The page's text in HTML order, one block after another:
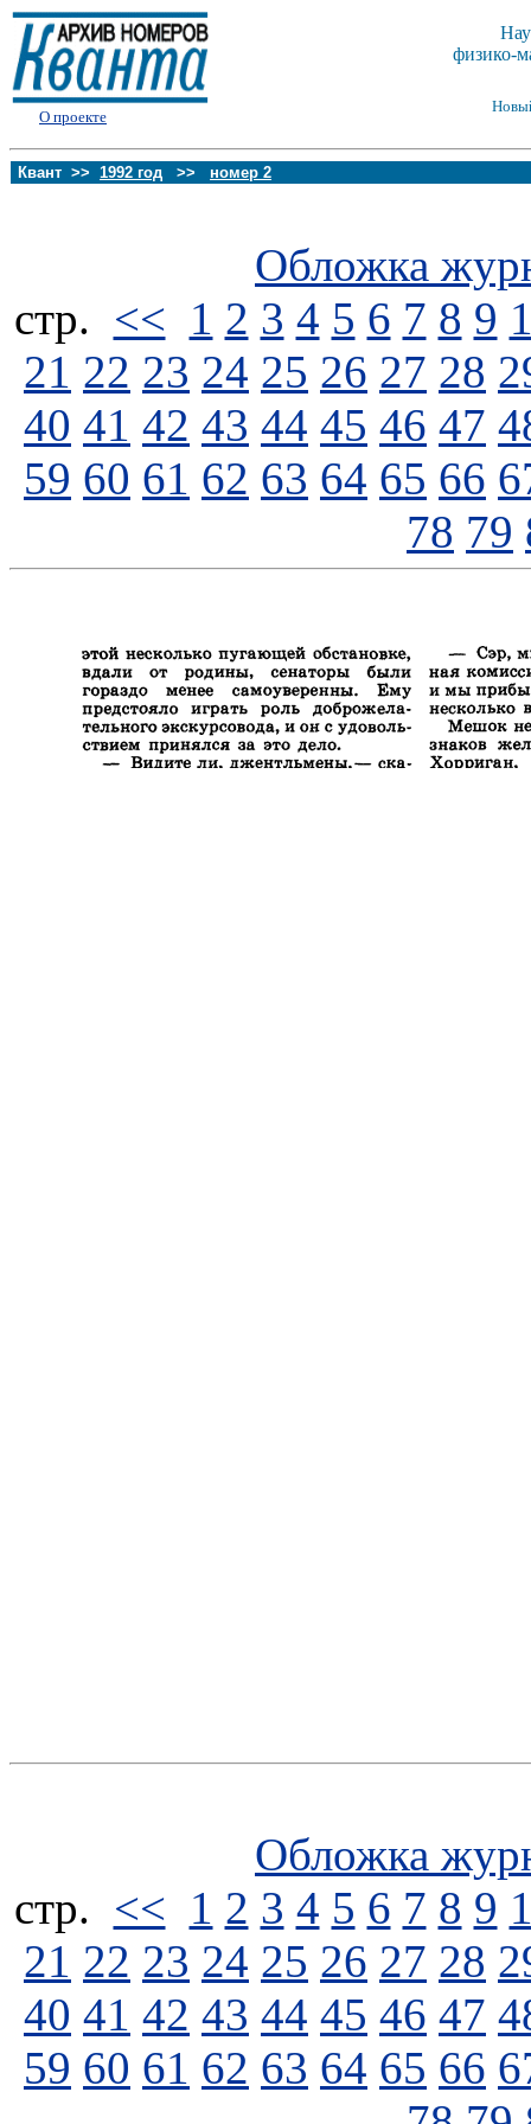
О проекте
физико-
Квант >> 1992 год >> номер 2
Обложка
стp. << 1 2 3 4 5 6 7 8 9
21 22 23 24 25 26 27 28
40 41 42 43 44 45 46 47
59 60 61 62 63 64 65 66
78 79
Обложка
стp. << 1 2 3 4 5 6 7 8 9
21 22 23 24 25 26 27 28
40 41 42 43 44 45 46 47
59 60 61 62 63 64 65 66